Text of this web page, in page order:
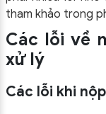
tham khảo trong
Các lỗi về
xử lý
Các lỗi khi